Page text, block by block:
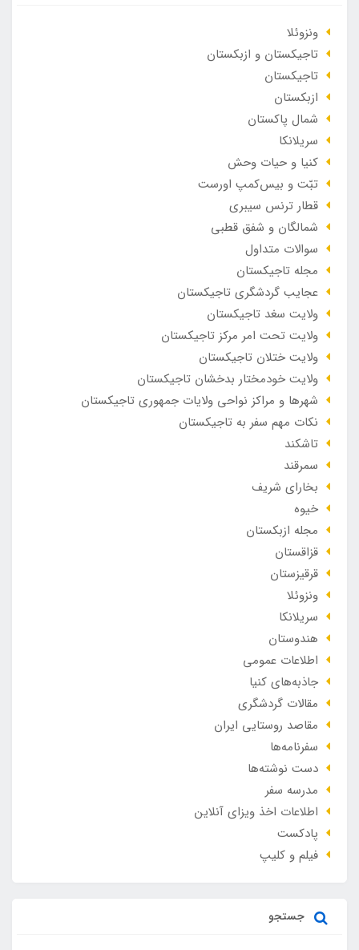
ونزوئلا
تاجیکستان و ازبکستان
تاجیکستان
ازبکستان
شمال پاکستان
سریلانکا
کنیا و حیات وحش
تبّت و بیس‌کمپ اورست
قطار ترنس سیبری
شمالگان و شفق قطبی
سوالات متداول
مجله تاجیکستان
عجایب گردشگری تاجیکستان
ولایت سغد تاجیکستان
ولایت تحت امر مرکز تاجیکستان
ولایت ختلان تاجیکستان
ولایت خودمختار بدخشان تاجیکستان
شهرها و مراکز نواحی ولایات جمهوری تاجیکستان
نکات مهم سفر به تاجیکستان
تاشکند
سمرقند
بخارای شریف
خیوه
مجله ازبکستان
قزاقستان
قرقیزستان
ونزوئلا
سریلانکا
هندوستان
اطلاعات عمومی
جاذبه‌های کنیا
مقالات گردشگری
مقاصد روستایی ایران
سفرنامه‌ها
دست نوشته‌ها
مدرسه سفر
اطلاعات اخذ ویزای آنلاین
پادکست
فیلم و کلیپ
جستجو